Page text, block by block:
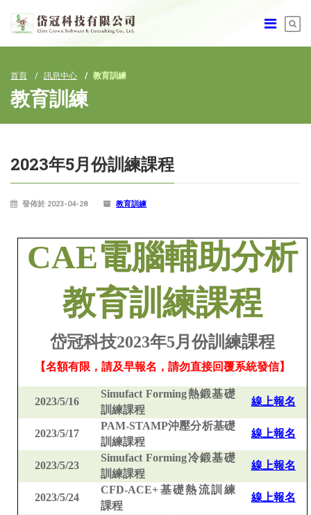
首頁 訊息中心 教育訓練
教育訓練
2023年5月份訓練課程
發佈於 2023-04-28 教育訓練
CAE電腦輔助分析
教育訓練課程
岱冠科技2023年5月份訓練課程
【名額有限，請及早報名 ，請勿直接回覆系統發信】
2023/5/16
Simufact Forming熱鍛基礎
訓練課程
線上報名
2023/5/17
PAM-STAMP沖壓分析基礎
訓練課程
線上報名
2023/5/23
Simufact Forming冷鍛基礎
訓練課程
線上報名
2023/5/24
CFD-ACE+基礎熱流訓練
課程
線上報名